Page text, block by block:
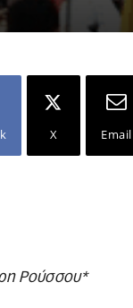
X Email
Ρούσσου*